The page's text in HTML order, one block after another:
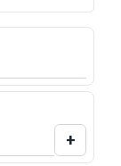
+